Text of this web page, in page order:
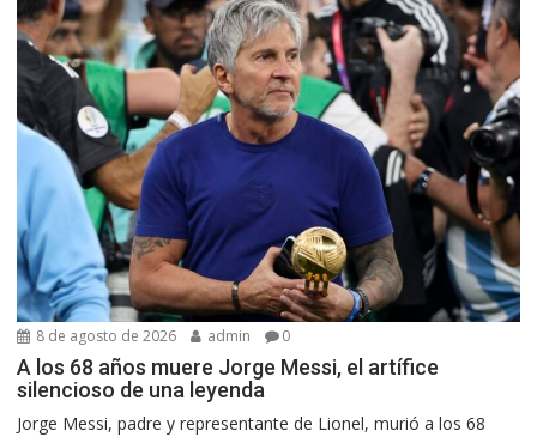
8 de agosto de 2026 admin 0
A los 68 años muere Jorge Messi, el artífice
silencioso de una leyenda
Jorge Messi, padre y representante de Lionel, murió a los 68